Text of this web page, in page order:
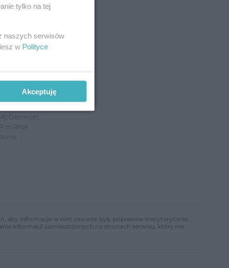
zostanie
Follmann,
Madhu
mRNA
aby informacje w nim zawarte były poprawne merytorycznie,
informacji zamieszczonych na stronach serwisu, który nie
tylko na tej
naszych serwisów
w Polityce
Akceptuję